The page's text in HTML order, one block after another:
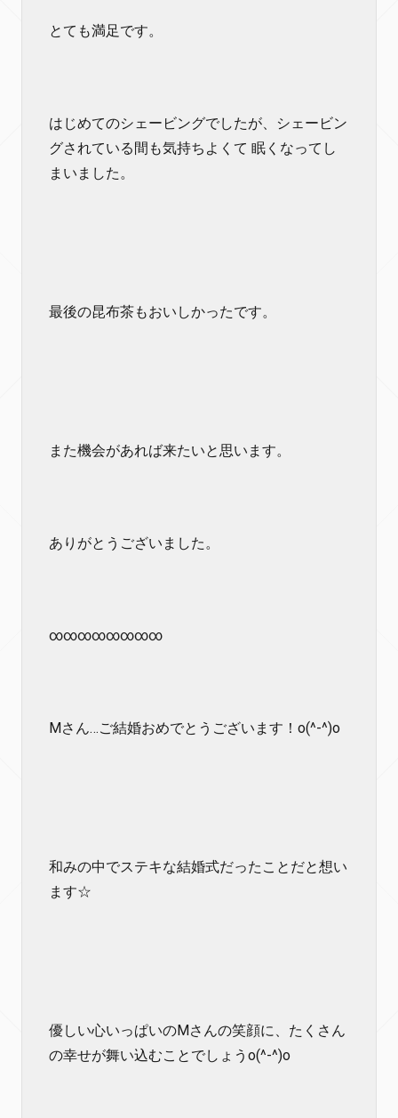
とても満足です。
はじめてのシェービングでしたが、シェービン
グされている間も気持ちよくて 眠くなってし
まいました。
最後の昆布茶もおいしかったです。
また機会があれば来たいと思います。
ありがとうございました。
∞∞∞∞∞∞∞∞
Mさん…ご結婚おめでとうございます！o(^-^)o
和みの中でステキな結婚式だったことだと想い
ます☆
優しい心いっぱいのMさんの笑顔に、たくさん
の幸せが舞い込むことでしょうo(^-^)o